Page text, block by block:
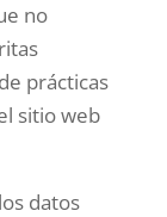
no
prácticas
sitio web
datos